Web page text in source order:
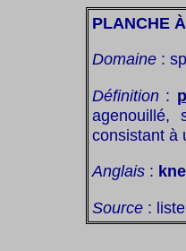
PLANCHE
Domaine :
Définition :
agenouillé,
consistant à
Anglais :
Source :